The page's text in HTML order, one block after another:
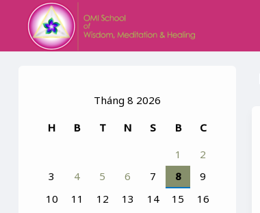
content
Tháng 8 2026
H
B T N S B
C
1
2
3
4 5 6 7 8
9
10
11 12 13 14 15
16